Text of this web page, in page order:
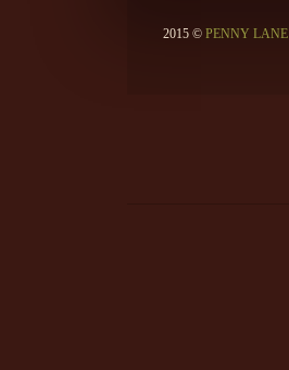
2015 © PENNY LANE